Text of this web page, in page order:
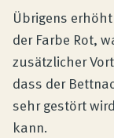
Übrigens
der Farbe Rot,
zusätzlicher
dass der
sehr gestört
kann.